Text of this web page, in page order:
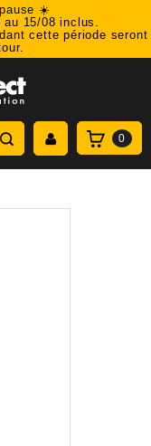
☀️
au 15/08 inclus.
cette période seront
0